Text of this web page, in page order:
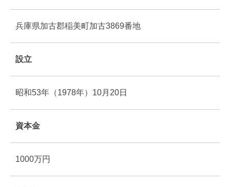
兵庫県加古郡稲美町加古3869番地
設立
昭和53年（1978年）10月20日
資本金
1000万円